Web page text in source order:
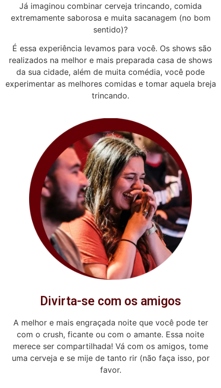
Já imaginou combinar cerveja trincando, comida
extremamente saborosa e muita sacanagem (no bom
sentido)?
É essa experiência levamos para você. Os shows são
realizados na melhor e mais preparada casa de shows
da sua cidade, além de muita comédia, você pode
experimentar as melhores comidas e tomar aquela breja
trincando.
Divirta-se com os amigos
A melhor e mais engraçada noite que você pode ter
com o crush, ficante ou com o amante. Essa noite
merece ser compartilhada! Vá com os amigos, tome
uma cerveja e se mije de tanto rir (não faça isso, por
favor.